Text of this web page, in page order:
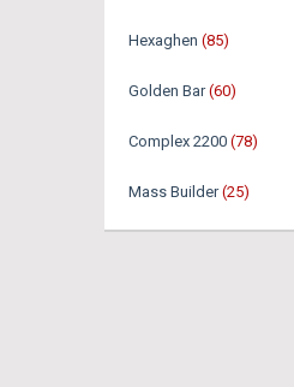
Hexaghen (85)
Golden Bar (60)
Complex 2200 (78)
Mass Builder (25)